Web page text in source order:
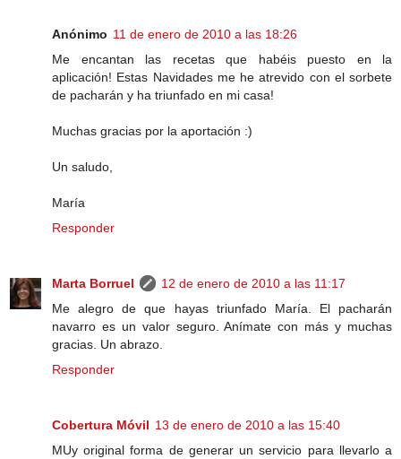
Anónimo 11 de enero de 2010 a las 18:26
Me encantan las recetas que habéis puesto en la
aplicación! Estas Navidades me he atrevido con el sorbete
de pacharán y ha triunfado en mi casa!
Muchas gracias por la aportación :)
Un saludo,
María
Responder
Marta Borruel
12 de enero de 2010 a las 11:17
Me alegro de que hayas triunfado María. El pacharán
navarro es un valor seguro. Anímate con más y muchas
gracias. Un abrazo.
Responder
Cobertura Móvil 13 de enero de 2010 a las 15:40
MUy original forma de generar un servicio para llevarlo a